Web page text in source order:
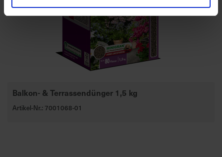
Balkon- & Terrassendünger 1,5 kg
Artikel-Nr.: 7001068-01